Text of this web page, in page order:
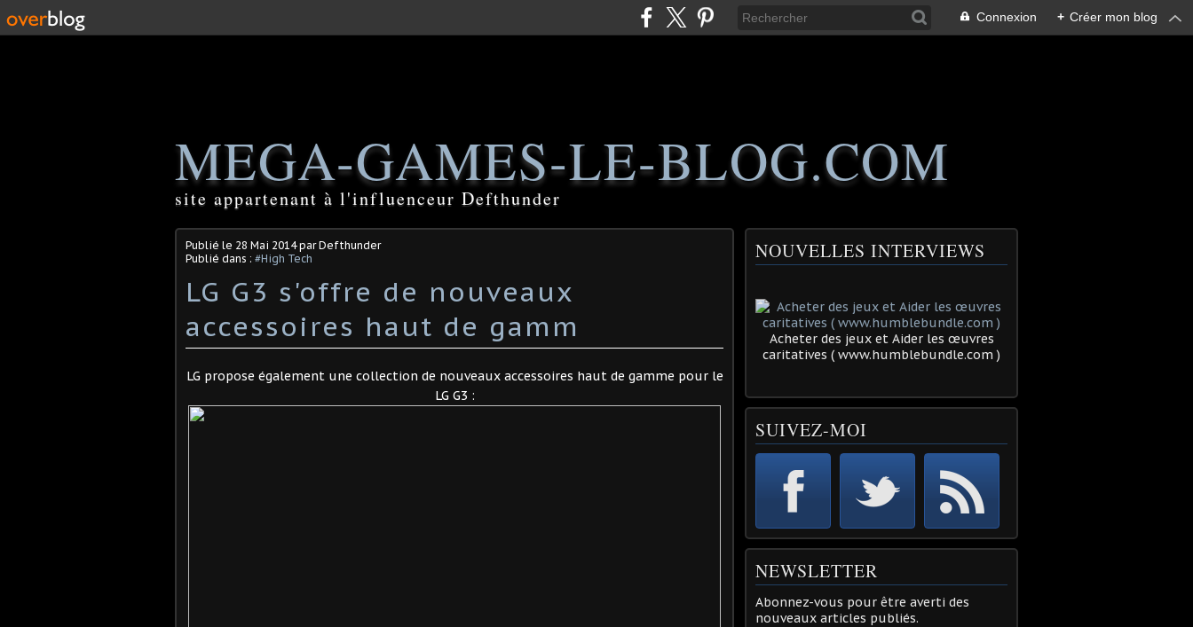
Connexion + Créer mon blog
MEGA-GAMES-LE-BLOG.COM
site appartenant à l'influenceur Defthunder
Publié le 28 Mai 2014par Defthunder
Publié dans : #High Tech
LG G3 s'offre de nouveaux
accessoires haut de gamm
LG propose également une collection de nouveaux accessoires haut de gamme pour le
LG G3 :
NOUVELLES INTERVIEWS
Acheter des jeux et Aider les œuvres
caritatives ( www.humblebundle.com )
SUIVEZ-MOI
NEWSLETTER
Abonnez-vous pour être averti des
nouveaux articles publiés.